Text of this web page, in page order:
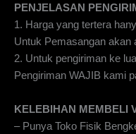
PENJELASAN
1. Harga yang tertera
Untuk Pemasangan akan
2. Untuk pengiriman ke
Pengiriman WAJIB kami
KELEBIHAN MEMBELI
– Punya Toko Fisik